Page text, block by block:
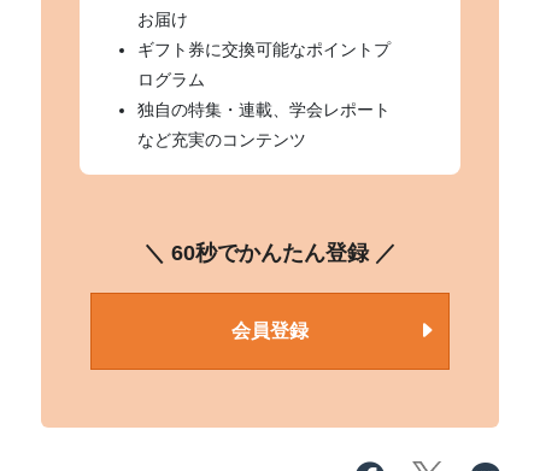
お届け
ギフト券に交換可能なポイントプ
ログラム
独自の特集・連載、学会レポート
など充実のコンテンツ
＼ 60秒でかんたん登録 ／
会員登録